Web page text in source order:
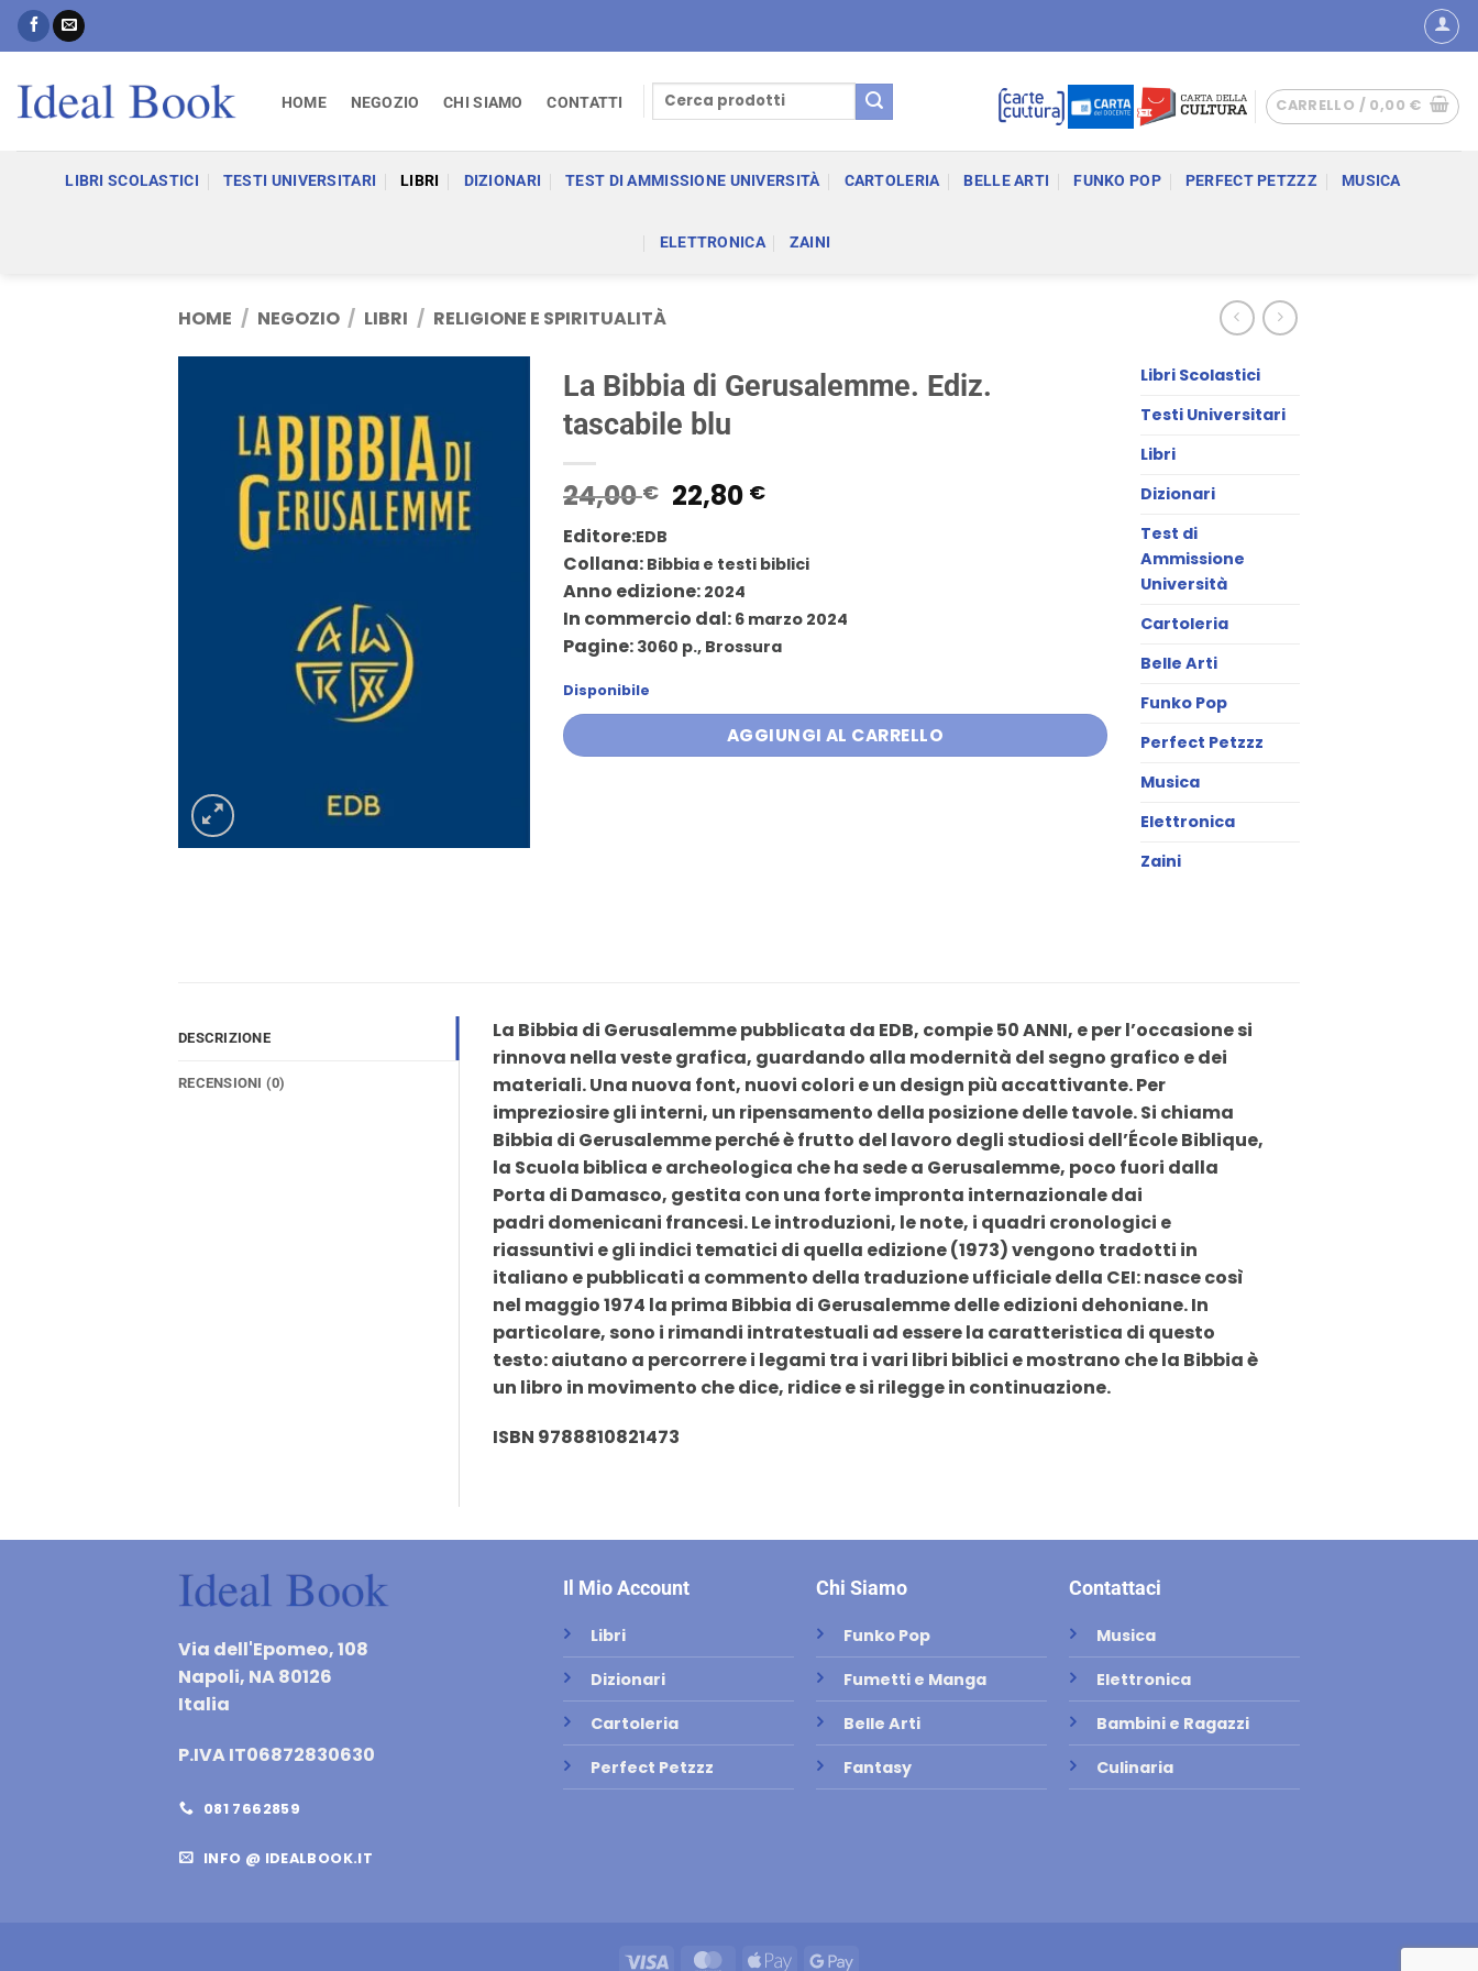
Salta
HOME NEGOZIO CHI SIAMO CONTATTI
Cerca:
CARRELLO / 0,00 €
LIBRI SCOLASTICI TESTI UNIVERSITARI LIBRI DIZIONARI TEST DI AMMISSIONE UNIVERSITÀ CARTOLERIA BELLE ARTI FUNKO POP PERFECT PETZZZ MUSICA
ELETTRONICA ZAINI
HOME / NEGOZIO / LIBRI / RELIGIONE E SPIRITUALITÀ
La Bibbia di Gerusalemme. Ediz.
tascabile blu
24,00€ Il
prezzo
era:
24,00 €.
22,80 €Il
è:
Editore:EDB
Collana: Bibbia e testi biblici
Anno edizione: 2024
In commercio dal: 6 marzo 2024
Pagine: 3060 p., Brossura
Disponibile
AGGIUNGI AL CARRELLO
Libri Scolastici
Testi Universitari
Libri
Dizionari
Test di
Ammissione
Università
Cartoleria
Belle Arti
Funko Pop
Perfect Petzzz
Musica
Elettronica
Zaini
DESCRIZIONE
RECENSIONI (0)
La Bibbia di Gerusalemme pubblicata da EDB, compie 50 ANNI, e per l’occasione si
rinnova nella veste grafica, guardando alla modernità del segno grafico e dei
materiali. Una nuova font, nuovi colori e un design più accattivante. Per
impreziosire gli interni, un ripensamento della posizione delle tavole. Si chiama
Bibbia di Gerusalemme perché è frutto del lavoro degli studiosi dell’École Biblique,
la Scuola biblica e archeologica che ha sede a Gerusalemme, poco fuori dalla
Porta di Damasco, gestita con una forte impronta internazionale dai
padri domenicani francesi. Le introduzioni, le note, i quadri cronologici e
riassuntivi e gli indici tematici di quella edizione (1973) vengono tradotti in
italiano e pubblicati a commento della traduzione ufficiale della CEI: nasce così
nel maggio 1974 la prima Bibbia di Gerusalemme delle edizioni dehoniane. In
particolare, sono i rimandi intratestuali ad essere la caratteristica di questo
testo: aiutano a percorrere i legami tra i vari libri biblici e mostrano che la Bibbia è
un libro in movimento che dice, ridice e si rilegge in continuazione.
ISBN 9788810821473
Via dell'Epomeo, 108
Napoli, NA 80126
Italia
P.IVA IT06872830630
081 7662859
INFO @ IDEALBOOK.IT
Il Mio Account
Libri
Dizionari
Cartoleria
Perfect Petzzz
Chi Siamo
Funko Pop
Fumetti e Manga
Belle Arti
Fantasy
Contattaci
Musica
Elettronica
Bambini e Ragazzi
Culinaria
Visa MasterCard
Apple Google